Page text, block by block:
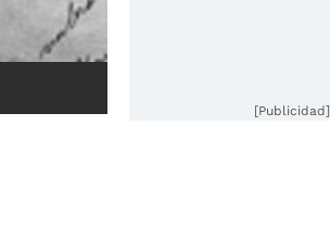
[Publicidad]